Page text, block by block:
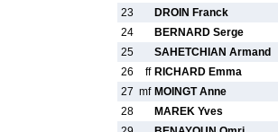
23
DROIN Franck
24
BERNARD Serge
25
SAHETCHIAN Armand
26
ff RICHARD Emma
27 mf MOINGT Anne
28
MAREK Yves